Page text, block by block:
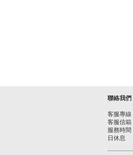
聯絡我們
客服專
客服信
服務時
日休息